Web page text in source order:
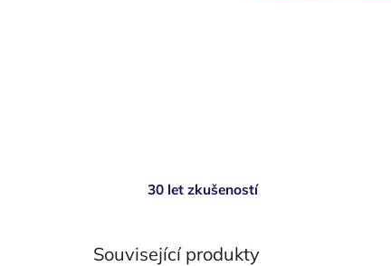
30 let zkušeností
Související produkty